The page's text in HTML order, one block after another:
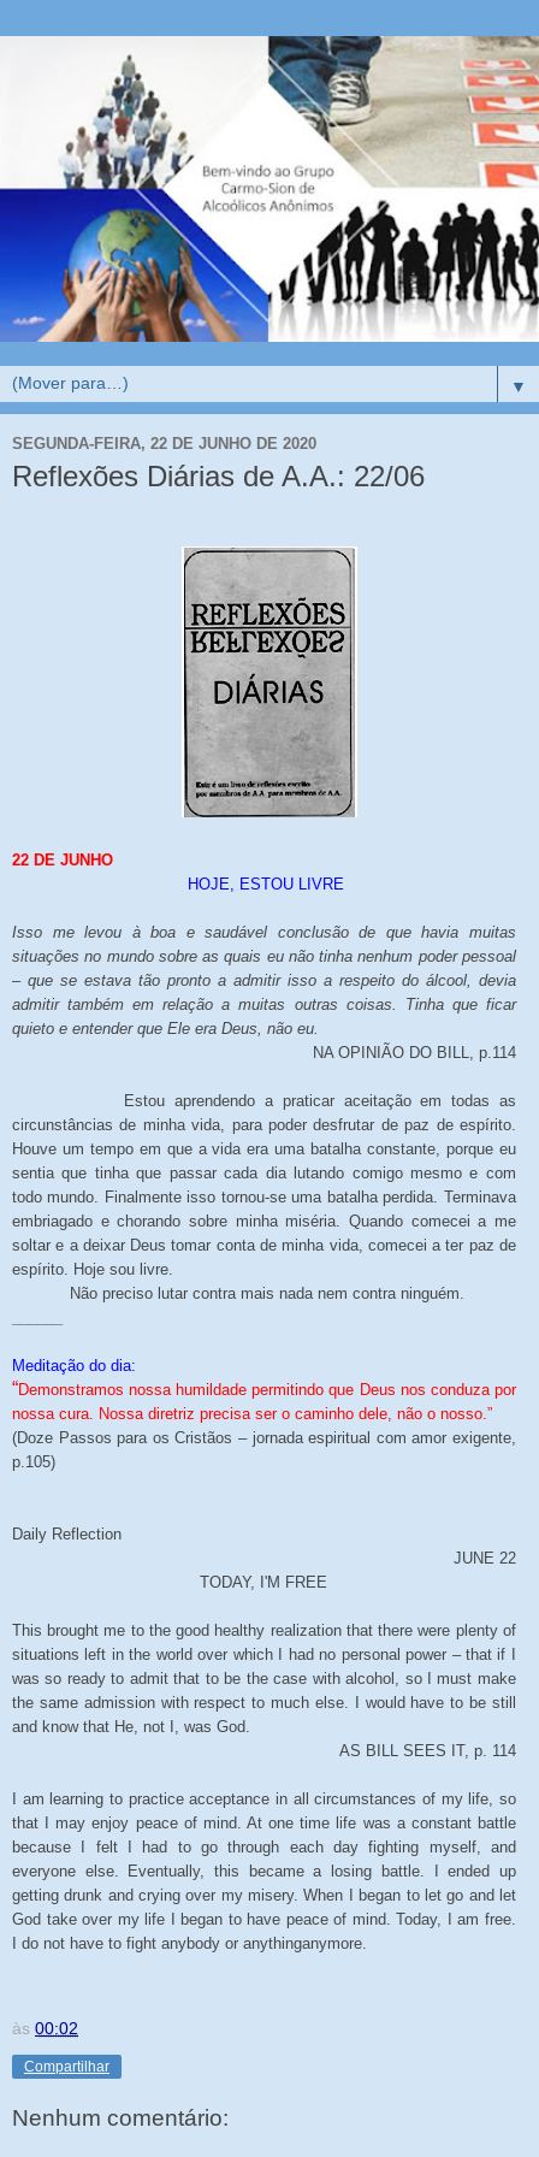
▼
SEGUNDA-FEIRA, 22 DE JUNHO DE 2020
Reflexões Diárias de A.A.: 22/06
22 DE JUNHO
HOJE, ESTOU LIVRE
Isso me levou à boa e saudável conclusão de que havia muitas
situações no mundo sobre as quais eu não tinha nenhum poder pessoal
– que se estava tão pronto a admitir isso a respeito do álcool, devia
admitir também em relação a muitas outras coisas. Tinha que ficar
quieto e entender que Ele era Deus, não eu.
NA OPINIÃO DO BILL, p.114
Estou aprendendo a praticar aceitação em todas as
circunstâncias de minha vida, para poder desfrutar de paz de espírito.
Houve um tempo em que a vida era uma batalha constante, porque eu
sentia que tinha que passar cada dia lutando comigo mesmo e com
todo mundo. Finalmente isso tornou-se uma batalha perdida. Terminava
embriagado e chorando sobre minha miséria. Quando comecei a me
soltar e a deixar Deus tomar conta de minha vida, comecei a ter paz de
espírito. Hoje sou livre.
Não preciso lutar contra mais nada nem contra ninguém.
Meditação do dia:
“Demonstramos nossa humildade permitindo que Deus nos conduza por
nossa cura. Nossa diretriz precisa ser o caminho dele, não o nosso.”
(Doze Passos para os Cristãos – jornada espiritual com amor exigente,
p.105)
Daily Reflection
JUNE 22
TODAY, I'M FREE
This brought me to the good healthy realization that there were plenty of
situations left in the world over which I had no personal power – that if I
was so ready to admit that to be the case with alcohol, so I must make
the same admission with respect to much else. I would have to be still
and know that He, not I, was God.
AS BILL SEES IT, p. 114
I am learning to practice acceptance in all circumstances of my life, so
that I may enjoy peace of mind. At one time life was a constant battle
because I felt I had to go through each day fighting myself, and
everyone else. Eventually, this became a losing battle. I ended up
getting drunk and crying over my misery. When I began to let go and let
God take over my life I began to have peace of mind. Today, I am free.
I do not have to fight anybody or anythinganymore.
às 00:02
Compartilhar
Nenhum comentário: